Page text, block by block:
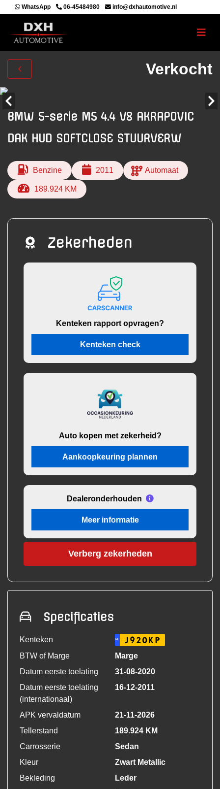
WhatsApp 06-45484980 info@dxhautomotive.nl
Verkocht
BMW 5-serie M5 4.4 V8 AKRAPOVIC
DAK HUD SOFTCLOSE STUURVERW
Benzine 2011 Automaat
189.924 KM
Zekerheden
Kenteken rapport opvragen?
Kenteken check
Auto kopen met zekerheid?
Aankoopkeuring plannen
Dealeronderhouden
Meer informatie
Verberg zekerheden
Specificaties
Kenteken NL J920KP
BTW of Marge
Marge
Datum eerste toelating
31-08-2020
Datum eerste toelating
(internationaal)
16-12-2011
APK vervaldatum
21-11-2026
Tellerstand
189.924 KM
Carrosserie
Sedan
Kleur
Zwart Metallic
Bekleding
Leder